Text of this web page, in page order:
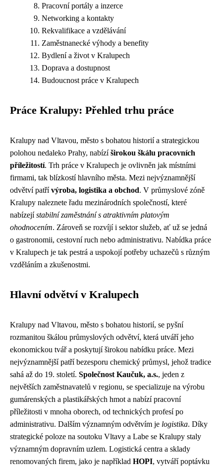
Pracovní portály a inzerce
Networking a kontakty
Rekvalifikace a vzdělávání
Zaměstnanecké výhody a benefity
Bydlení a život v Kralupech
Doprava a dostupnost
Budoucnost práce v Kralupech
Práce Kralupy: Přehled trhu práce
Kralupy nad Vltavou, město s bohatou historií a strategickou
polohou nedaleko Prahy, nabízíširokou škálu pracovních
příležitostí. Trh práce v Kralupech je ovlivněn jak místními
firmami, tak blízkostí hlavního města. Mezi nejvýznamnější
odvětví patřívýroba, logistika a obchod. V průmyslové zóně
Kralupy naleznete řadu mezinárodních společností, které
nabízejístabilní zaměstnání s atraktivním platovým
ohodnocením. Zároveň se rozvíjí i sektor služeb, ať už se jedná
o gastronomii, cestovní ruch nebo administrativu. Nabídka práce
v Kralupech je tak pestrá a uspokojí potřeby uchazečů s různým
vzděláním a zkušenostmi.
Hlavní odvětví v Kralupech
Kralupy nad Vltavou, město s bohatou historií, se pyšní
rozmanitou škálou průmyslových odvětví, která utváří jeho
ekonomickou tvář a poskytují širokou nabídku práce. Mezi
nejvýznamnější patří bezesporu chemický průmysl, jehož tradice
sahá až do 19. století. Společnost Kaučuk, a.s., jeden z
největších zaměstnavatelů v regionu, se specializuje na výrobu
gumárenských a plastikářských hmot a nabízí pracovní
příležitosti v mnoha oborech, od technických profesí po
administrativu. Dalším významným odvětvím je logistika. Díky
strategické poloze na soutoku Vltavy a Labe se Kralupy staly
významným dopravním uzlem. Logistická centra a sklady
renomovaných firem, jako je například HOPI, vytváří poptávku